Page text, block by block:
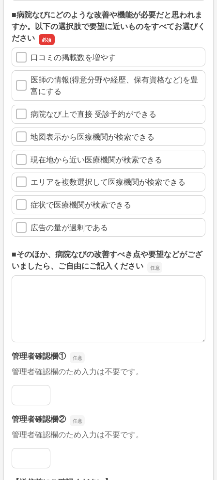
■病院なびにどのような改善や機能が必要だと思われま
すか。以下の選択肢で要望に近いものをすべてお選びく
ださい
口コミの掲載数を増やす
医師の情報(得意分野や経歴、保有資格など)を豊
富にする
病院なび上で直接 受診予約ができる
地図表示から医療機関が検索できる
現在地から近い医療機関が検索できる
エリアを複数選択して医療機関が検索できる
症状で医療機関が検索できる
広告の量が過剰である
■そのほか、病院なびの改善すべき点や要望などがござ
いましたら、ご自由にご記入ください
■そのほか、病院なびの改善すべき点や要望などがござい
管理者確認欄①
管理者確認欄のため入力は不要です。
管理者確認欄①
管理者確認欄②
管理者確認欄のため入力は不要です。
管理者確認欄②